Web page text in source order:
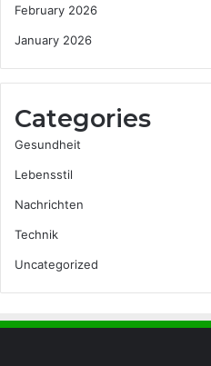
February 2026
January 2026
Categories
Gesundheit
Lebensstil
Nachrichten
Technik
Uncategorized